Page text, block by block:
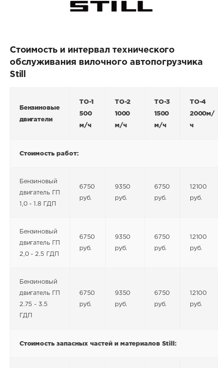
Стоимость и интервал технического
обслуживания вилочного автопогрузчика
Still
Бензиновые
двигатели
ТО-1
500
м/ч
ТО-2
1000
м/ч
ТО-3
1500
м/ч
ТО-4
2000м/
ч
Стоимость работ:
Бензиновый
двигатель ГП
1,0 - 1.8 ГДП
6750
руб.
9350
руб.
6750
руб.
12100
руб.
Бензиновый
двигатель ГП
2,0 - 2.5 ГДП
6750
руб.
9350
руб.
6750
руб.
12100
руб.
Бензиновый
двигатель ГП
2.75 - 3.5
ГДП
6750
руб.
9350
руб.
6750
руб.
12100
руб.
Стоимость запасных частей и материаловStill: